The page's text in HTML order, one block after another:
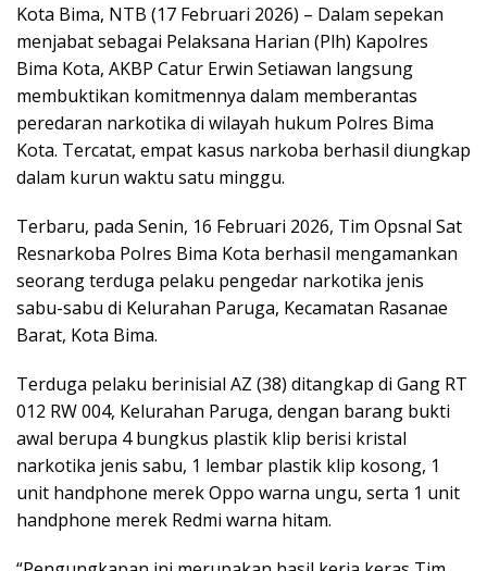
Kota Bima, NTB (17 Februari 2026) – Dalam sepekan
menjabat sebagai Pelaksana Harian (Plh) Kapolres
Bima Kota, AKBP Catur Erwin Setiawan langsung
membuktikan komitmennya dalam memberantas
peredaran narkotika di wilayah hukum Polres Bima
Kota. Tercatat, empat kasus narkoba berhasil diungkap
dalam kurun waktu satu minggu.
Terbaru, pada Senin, 16 Februari 2026, Tim Opsnal Sat
Resnarkoba Polres Bima Kota berhasil mengamankan
seorang terduga pelaku pengedar narkotika jenis
sabu-sabu di Kelurahan Paruga, Kecamatan Rasanae
Barat, Kota Bima.
Terduga pelaku berinisial AZ (38) ditangkap di Gang RT
012 RW 004, Kelurahan Paruga, dengan barang bukti
awal berupa 4 bungkus plastik klip berisi kristal
narkotika jenis sabu, 1 lembar plastik klip kosong, 1
unit handphone merek Oppo warna ungu, serta 1 unit
handphone merek Redmi warna hitam.